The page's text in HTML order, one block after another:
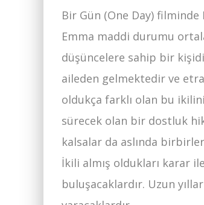
Bir Gün (One Day)
Emma maddi durumu
düşüncelere sahip bir
aileden gelmektedir ve
oldukça farklı olan bu
sürecek olan bir dostluk
kalsalar da aslında
İkili almış oldukları karar
buluşacaklardır. Uzun